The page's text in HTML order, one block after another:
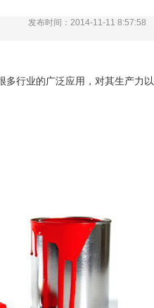
发布时间：2014-11-11 8:57:58
行业的广泛应用，对其生产力